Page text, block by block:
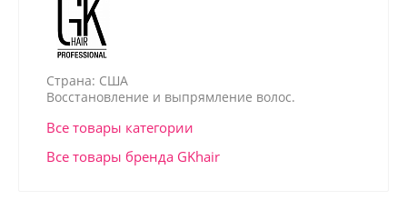
Страна: США
Восстановление и выпрямление волос.
Все товары категории
Все товары бренда GKhair